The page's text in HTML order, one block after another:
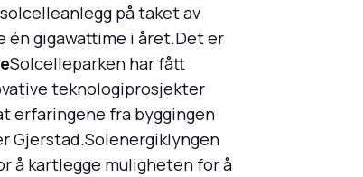
på taket av
én gigawattime i året.Det er
Solcelleparken har fått
teknologiprosjekter
erfaringene fra byggingen
Gjerstad.Solenergiklyngen
å kartlegge muligheten for å